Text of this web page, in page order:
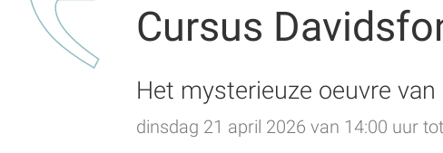
Cursus
Het mysterieuze oeuvre
dinsdag 21 april 2026 van 14:00 uur